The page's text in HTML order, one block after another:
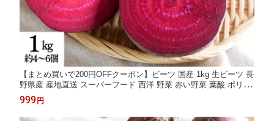
【まとめ買いで200円OFFクーポン】ビーツ 国産 1kg 生ビーツ 長
野県産 産地直送 スーパーフード 西洋 野菜 赤い野菜 葉酸 ポリフ
ェノール カリウム beet beetroot 生 ビーツ野菜 栄養 西洋野菜 デ
トロイト・ダークレッドビーツ 珍しい野菜 ボルシチ 栽培期間中
農薬不使用
999円